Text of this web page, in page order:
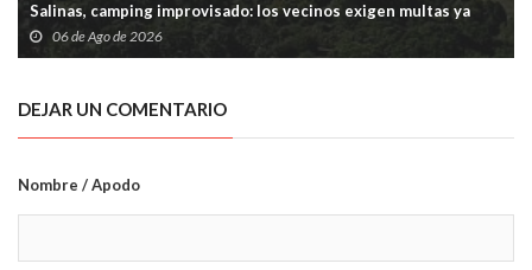
Salinas, camping improvisado: los vecinos exigen multas ya
06 de Ago de 2026
DEJAR UN COMENTARIO
Nombre / Apodo